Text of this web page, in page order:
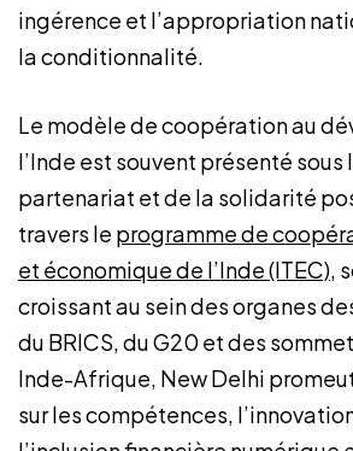
ingérence et l’appropriation
la conditionnalité.
Le modèle de coopération au
l’Inde est souvent présenté sous
partenariat et de la solidarité
travers le programme de
et économique de l’Inde (ITEC),
croissant au sein des organes
du BRICS, du G20 et des
Inde-Afrique, New Delhi
sur les compétences,